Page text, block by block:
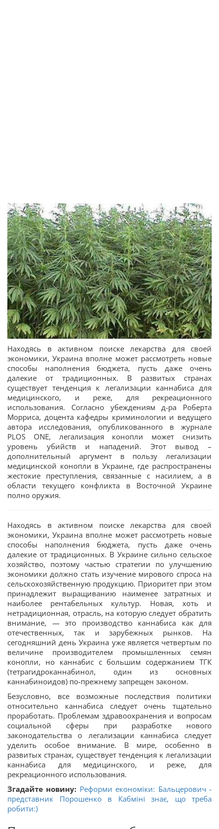
Находясь в активном поиске лекарства для своей
экономики, Украина вполне может рассмотреть новые
способы наполнения бюджета, пусть даже очень
далекие от традиционных. В развитых странах
существует тенденция к легализации каннабиса для
медицинского, и реже, для рекреационного
использования. Согласно убеждениям д-ра Роберта
Морриса, доцента кафедры криминологии и ведущего
автора исследования, опубликованного в журнале
PLOS ONE, легализация конопли может снизить
уровень убийств и нападений. Этот вывод –
дополнительный аргумент в пользу легализации
медицинской конопли в Украине, где распространены
жестокие преступления, связанные с насилием, а в
области текущего конфликта в Восточной Украине
полно оружия.
Находясь в активном поиске лекарства для своей
экономики, Украина вполне может рассмотреть новые
способы наполнения бюджета, пусть даже очень
далекие от традиционных. В Украине сильно сельское
хозяйство, поэтому частью стратегии по улучшению
экономики должно стать изучение мирового спроса на
сельскохозяйственную продукцию. Приоритет при этом
принадлежит выращиванию наименее затратных и
наиболее рентабельных культур. Новая, хоть и
нетрадиционная, отрасль, на которую следует обратить
внимание, — это производство каннабиса как для
отечественных, так и зарубежных рынков. На
сегодняшний день Украина уже является четвертым по
величине производителем промышленных семян
конопли, но каннабис с большим содержанием ТГК
(тетрагидроканнабинол, один из основных
каннабиноидов) по-прежнему запрещен законом.
Безусловно, все возможные последствия политики
относительно каннабиса следует очень тщательно
проработать. Проблемам здравоохранения и вопросам
социальной сферы при разработке нового
законодательства о легализации каннабиса следует
уделить особое внимание. В мире, особенно в
развитых странах, существует тенденция к легализации
каннабиса для медицинского, и реже, для
рекреационного использования.
Згадайте новину: Реформи економіки: Бальцерович -
представник Порошенко в Кабміні знає, що треба
робити:)